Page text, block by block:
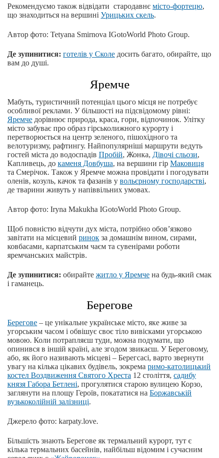
Рекомендуємо також відвідати стародавнє місто-фортецю,
що знаходиться на вершині Урицьких скель.
Автор фото: Tetyana Smirnova IGotoWorld Photo Group.
Де зупинитися: готелів у Сколе досить багато, обирайте, що
вам до душі.
Яремче
Мабуть, туристичний потенціал цього місця не потребує
особливої реклами. У більшості на підсвідомому рівні:
Яремче дорівнює природа, краса, гори, відпочинок. Улітку
місто забуває про образ гірськолижного курорту і
перетворюється на центр зеленого, пішохідного та
велотуризму, рафтингу. Найпопулярніші маршрути ведуть
гостей міста до водоспадів Пробій, Жонка, Дівочі сльози,
Капливець, до каменя Довбуша, на вершини гір Маковиця
та Смерічок. Також у Яремче можна провідати і погодувати
оленів, козуль, качок та фазанів у вольєрному господарстві,
де тварини живуть у напіввільних умовах.
Автор фото: Iryna Makukha IGotoWorld Photo Group.
Щоб повністю відчути дух міста, потрібно обов’язково
завітати на місцевий ринок за домашнім вином, сирами,
ковбасами, карпатським чаєм та сувенірами роботи
яремчанських майстрів.
Де зупинитися: обирайте житло у Яремче на будь-який смак
і гаманець.
Берегове
Берегове ‒ це унікальне українське місто, яке живе за
угорським часом і обвішує своє тіло вивісками угорською
мовою. Коли потрапляєш туди, можна подумати, що
опинився в іншій країні, але згодом звикаєш. У Береговому,
або, як його називають місцеві ‒ Берегсасі, варто звернути
увагу на кілька цікавих будівель, зокрема римо-католицький
костел Воздвиження Святого Хреста 12 століття, садибу
князя Габора Бетленi, прогулятися старою вулицею Корзо,
заглянути на площу Героїв, покататися на Боржавській
вузькоколійній залізниці.
Джерело фото: karpaty.love.
Більшість знають Берегове як термальний курорт, тут є
кілька термальних басейнів, найбільш відомим і сучасним